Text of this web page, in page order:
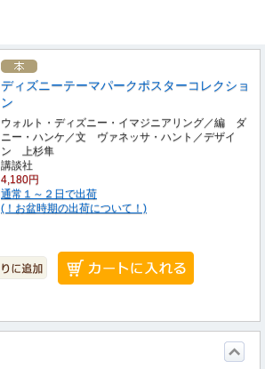
ディズニーテーマパークポスターコレクショ
ン
ウォルト・ディズニー・イマジニアリング／編 ダ
ニー・ハンケ／文 ヴァネッサ・ハント／デザイ
ン 上杉隼
講談社
4,180円
通常１～２日で出荷
(！お盆時期の出荷について！)